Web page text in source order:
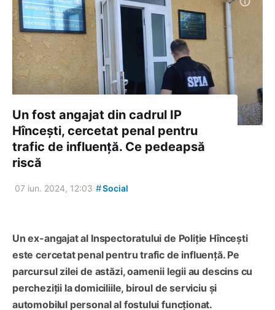
Un fost angajat din cadrul IP
Hîncești, cercetat penal pentru
trafic de influență. Ce pedeapsă
riscă
07 iun. 2024, 12:03 #Social
Un ex-angajat al Inspectoratului de Poliție Hîncești
este cercetat penal pentru trafic de influență. Pe
parcursul zilei de astăzi, oamenii legii au descins cu
percheziții la domiciliile, biroul de serviciu și
automobilul personal al fostului funcționat.